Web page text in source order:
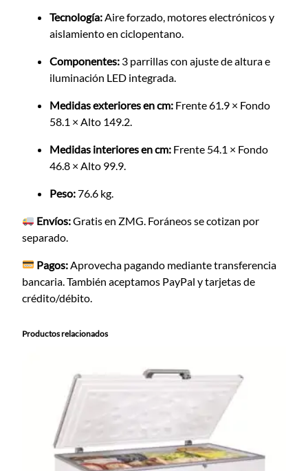
Tecnología: Aire forzado, motores electrónicos y
aislamiento en ciclopentano.
Componentes: 3 parrillas con ajuste de altura e
iluminación LED integrada.
Medidas exteriores en cm: Frente 61. 9 × Fondo
58. 1 × Alto 149. 2.
Medidas interiores en cm: Frente 54.1 × Fondo
46.8 × Alto 99.9.
Peso:76.6 kg.
Envíos:Gratis en ZMG. Foráneos se cotizan por
separado.
Pagos: Aprovecha pagando mediante transferencia
bancaria. También aceptamos PayPal y tarjetas de
crédito/débito.
Productos relacionados